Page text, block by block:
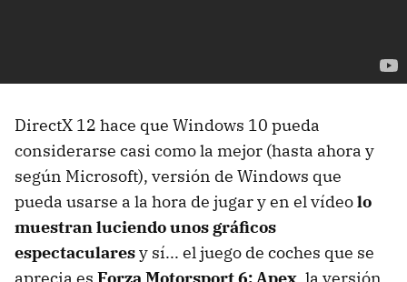
DirectX 12 hace que Windows 10 pueda
considerarse casi como la mejor (hasta ahora y
según Microsoft), versión de Windows que
pueda usarse a la hora de jugar y en el vídeolo
muestran luciendo unos gráficos
espectacularesy sí... el juego de coches que se
aprecia es Forza Motorsport 6: Apex, la versión